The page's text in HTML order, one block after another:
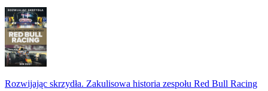
Rozwijając skrzydła. Zakulisowa historia zespołu Red Bull Racing